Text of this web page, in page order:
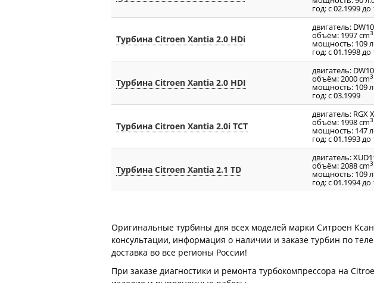
год: с 02.1999 до
Турбина Citroen Xantia 2.0 HDi
двигатель:
объём: 1997 cm3
мощность: 109
год: с 01.1998 до
Турбина Citroen Xantia 2.0 HDI
двигатель:
объём: 2000 cm3
мощность: 109
год: с 03.1999
Турбина Citroen Xantia 2.0i TCT
двигатель: RGX
объём: 1998 cm3
мощность: 147
год: с 01.1993 до
Турбина Citroen Xantia 2.1 TD
двигатель:
объём: 2088 cm3
мощность: 109
год: с 01.1994 до
Оригинальные турбины для всех моделей марки Ситроен
консультации, информация о наличии и заказе турбин по
доставка во все регионы России!
При заказе диагностики и ремонта турбокомпрессора на